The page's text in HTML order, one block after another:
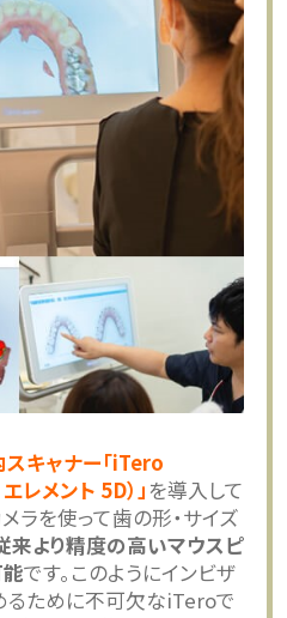
キャナー「iTero
メント 5D）」 を導入して
ラを使って歯の形・サイズ
来より精度の高いマウスピ
です。このようにインビザ
るために不可欠なiTeroで